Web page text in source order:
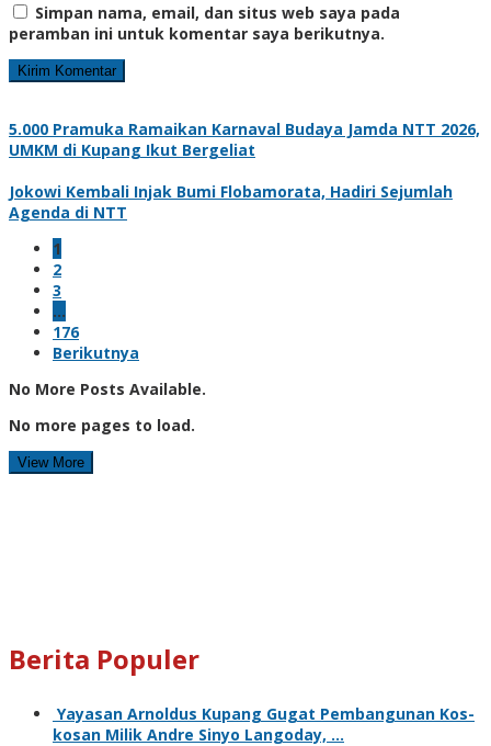
Simpan nama, email, dan situs web saya pada
peramban ini untuk komentar saya berikutnya.
5.000 Pramuka Ramaikan Karnaval Budaya Jamda NTT 2026,
UMKM di Kupang Ikut Bergeliat
Jokowi Kembali Injak Bumi Flobamorata, Hadiri Sejumlah
Agenda di NTT
1
2
3
…
176
Berikutnya
No More Posts Available.
No more pages to load.
View More
Berita Populer
Yayasan Arnoldus Kupang Gugat Pembangunan Kos-
kosan Milik Andre Sinyo Langoday, …